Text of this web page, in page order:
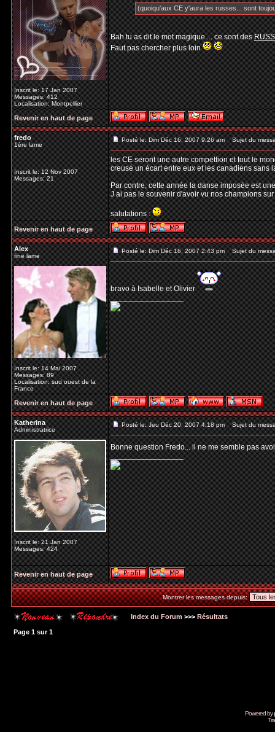
Inscrit le: 17 Jan 2007
Messages: 412
Localisation: Montpellier
(quoiqu'aux CE y'aura les russes... sont
Bah tu as dit le mot magique ... ce sont des
Faut pas chercher plus loin
Revenir en haut de page
fredo
1ère lame
Inscrit le: 12 Nov 2007
Messages: 21
Posté le: Dim Déc 16, 2007 9:26 am Sujet du
les CE seront une autre compettion et tout le
creusé un écart entre eux et les canadiens sans
Par contre, cette année la danse imposée est
J ai pas le souvenir d'avoir vu nos champions
salutations :
Revenir en haut de page
Alex
fine lame
Inscrit le: 14 Mai 2007
Messages: 89
Localisation: sud ouest de la
France
Posté le: Dim Déc 16, 2007 2:43 pm Sujet du
bravo à Isabelle et Olivier
_________________
Revenir en haut de page
Katherina
Administratrice
Inscrit le: 21 Jan 2007
Messages: 424
Posté le: Jeu Déc 20, 2007 4:18 pm Sujet du
Bonne question Fredo... il ne me semble pas
_________________
Revenir en haut de page
Montrer les messages depuis:
Index du Forum >>> Résultats
Page 1 sur1
Powered by